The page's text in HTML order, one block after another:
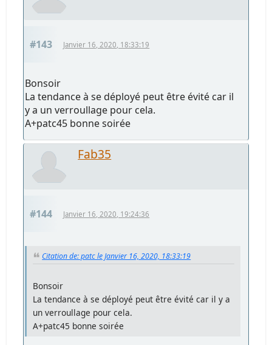
#143 Janvier 16, 2020, 18:33:19
Bonsoir
La tendance à se déployé peut être évité car il
y a un verroullage pour cela.
A+patc45 bonne soirée
Fab35
#144 Janvier 16, 2020, 19:24:36
Citation de: patc le Janvier 16, 2020, 18:33:19
Bonsoir
La tendance à se déployé peut être évité car il y a
un verroullage pour cela.
A+patc45 bonne soirée